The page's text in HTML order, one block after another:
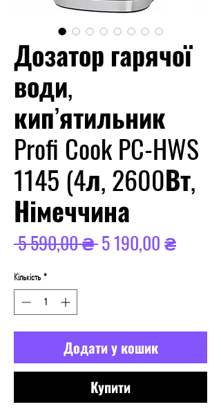
Дозатор гарячої
води,
кип’ятильник
Profi Cook PC-HWS
1145 (4л, 2600Вт,
Німеччина
5 590,00 ₴ Звичайна
5 190,00 ₴За
Кількість *
Додати у кошик
Купити